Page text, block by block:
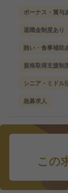
ボーナス・賞与
退職金制度あり
賄い・食事補助
資格取得支援制
シニア・ミドル
急募求人
この